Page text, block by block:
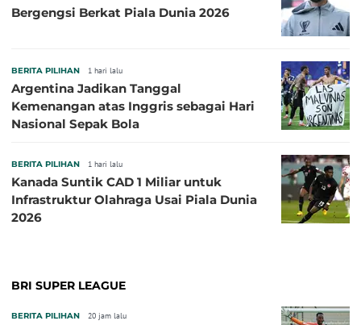
Bergengsi Berkat Piala Dunia 2026
BERITA PILIHAN 1 hari lalu
Argentina Jadikan Tanggal
Kemenangan atas Inggris sebagai Hari
Nasional Sepak Bola
BERITA PILIHAN 1 hari lalu
Kanada Suntik CAD 1 Miliar untuk
Infrastruktur Olahraga Usai Piala Dunia
2026
BRI SUPER LEAGUE
BERITA PILIHAN 20 jam lalu